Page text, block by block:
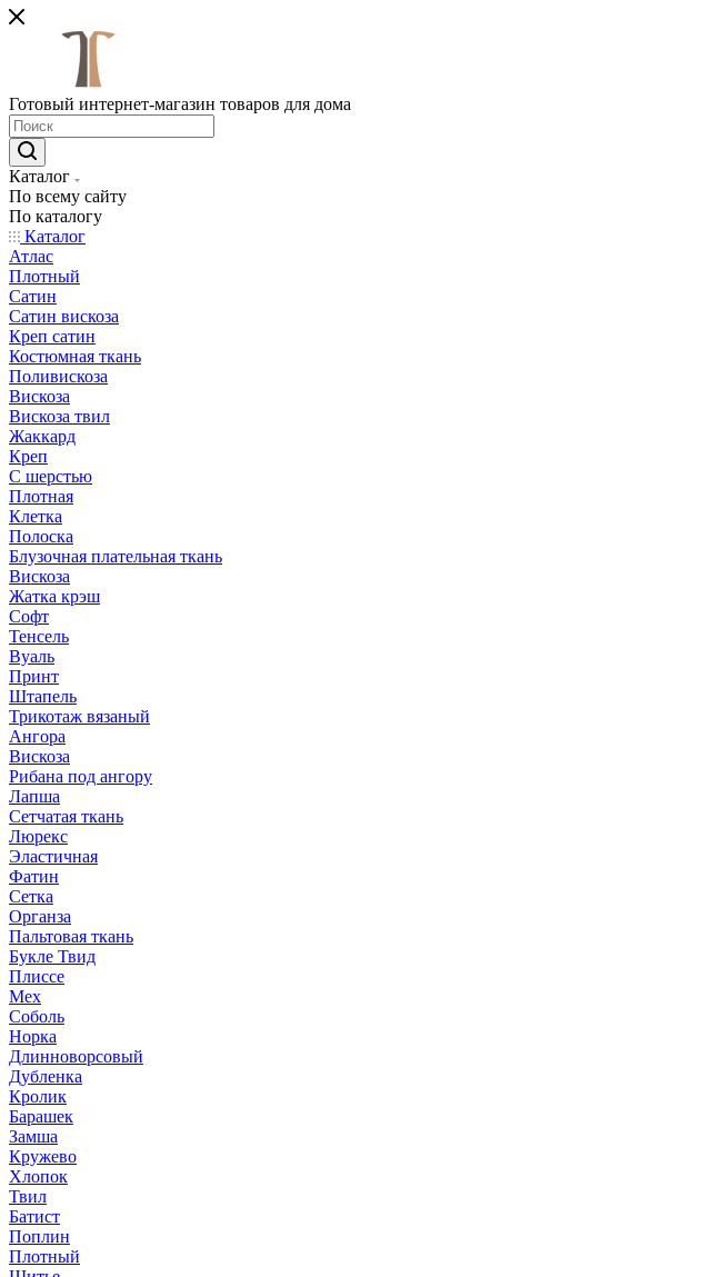
Готовый интернет-магазин товаров для дома
Каталог
По всему сайту
По каталогу
Каталог
Атлас
Плотный
Сатин
Сатин вискоза
Креп сатин
Костюмная ткань
Поливискоза
Вискоза
Вискоза твил
Жаккард
Креп
С шерстью
Плотная
Клетка
Полоска
Блузочная плательная ткань
Вискоза
Жатка крэш
Софт
Тенсель
Вуаль
Принт
Штапель
Трикотаж вязаный
Ангора
Вискоза
Рибана под ангору
Лапша
Сетчатая ткань
Люрекс
Эластичная
Фатин
Сетка
Органза
Пальтовая ткань
Букле Твид
Плиссе
Мех
Соболь
Норка
Длинноворсовый
Дубленка
Кролик
Барашек
Замша
Кружево
Хлопок
Твил
Батист
Поплин
Плотный